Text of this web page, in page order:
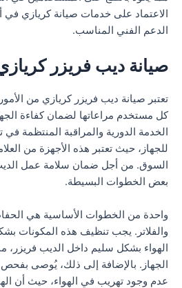
الاعتماد على خدمات صيانة كريازي
الدعم الفني المناسب.
صيانة ديب فريزر
تعتبر صيانة ديب فريزر كريازي من
كل مستخدم مراعاتها لضمان كفاءة
الخدمة الدورية والمراقبة المنتظمة في
للجهاز، حيث تعتبر هذه الأجهزة من
السوق. من أجل ضمان سلامة عمل الديب
بعض الخطوات البسيطة.
واحدة من الخطوات الأساسية هي
والفلاتر. يجب تنظيف هذه المكونات
الهواء بشكل سليم داخل الديب فريزر،
الجهاز. بالإضافة إلى ذلك، يُوصى بفحص
عدم وجود تهريب في الهواء، حيث أن